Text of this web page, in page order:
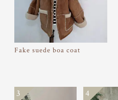
Fake suede boa coat
3 4